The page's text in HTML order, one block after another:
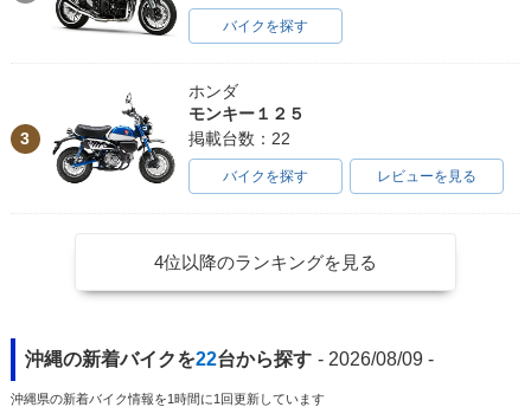
バイクを探す
3
ホンダ
モンキー１２５
掲載台数：22
バイクを探す レビューを見る
4位以降のランキングを見る
沖縄の新着バイクを22台から探す - 2026/08/09 -
沖縄県の新着バイク情報を1時間に1回更新しています